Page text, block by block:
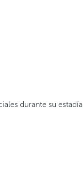
durante su estadía